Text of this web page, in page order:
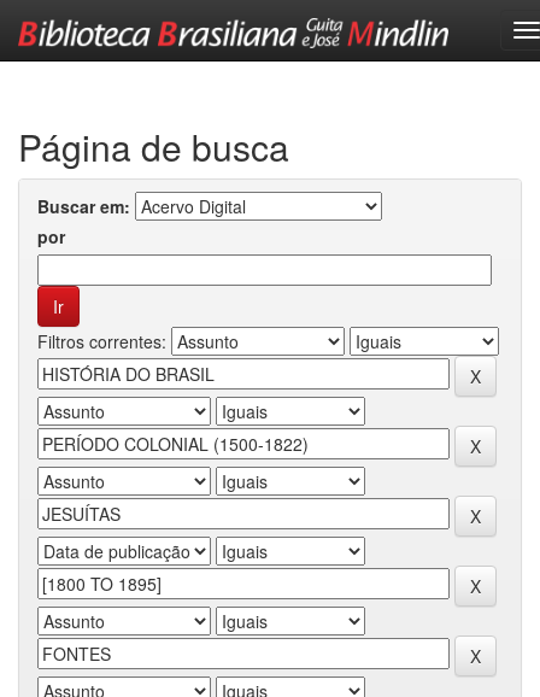
Página de busca
Buscar em:
por
Filtros correntes: